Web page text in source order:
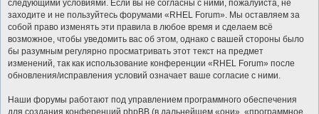
следующими условиями. Если вы не согласны с ними, пожалуйста, не
заходите и не пользуйтесь форумами «RHEL Forum». Мы оставляем за
собой право изменять эти правила в любое время и сделаем всё
возможное, чтобы уведомить вас об этом, однако с вашей стороны было
бы разумным регулярно просматривать этот текст на предмет
изменений, так как использование конференции «RHEL Forum» после
обновления/исправления условий означает ваше согласие с ними.
Наши форумы работают под управлением программного обеспечения
для создания конференций phpBB (в дальнейшем «они», «программное